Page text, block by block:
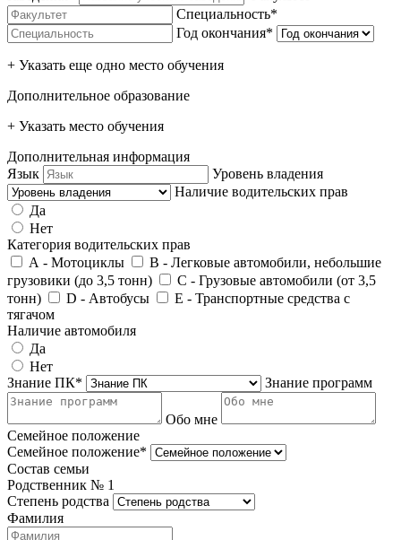
Специальность*
Год окончания*
+ Указать еще одно место обучения
Дополнительное образование
+ Указать место обучения
Дополнительная информация
Язык
Уровень владения
Наличие водительских прав
Да
Нет
Категория водительских прав
А - Мотоциклы
В - Легковые автомобили, небольшие
грузовики (до 3,5 тонн)
С - Грузовые автомобили (от 3,5
тонн)
D - Автобусы
E - Транспортные средства с
тягачом
Наличие автомобиля
Да
Нет
Знание ПК*
Знание программ
Обо мне
Семейное положение
Семейное положение*
Состав семьи
Родственник № 1
Степень родства
Фамилия